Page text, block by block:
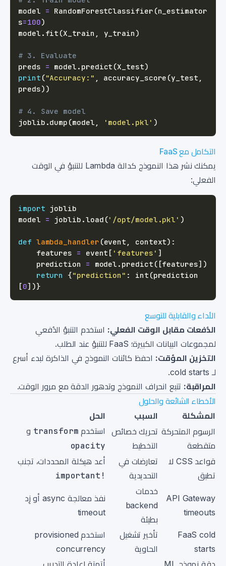
model = RandomForestClassifier (n_estimator
s=100)
model . fit (X_train , y_train )
# 3. Evaluate
preds = model . predict (X_test)
print ("Accuracy:" , accuracy_score (y_test ,
preds) )
# 4. Save model
joblib .dump (model , 'model.pkl' )
التكامل مع FaaS
يمكنك نشر هذا النموذج كدالة Lambda للتنبؤ في الوقت
الفعلي:
import
model = joblib .load ('/opt/model.pkl' )
def lambda_handler (event , context) :
    features
= event [ 'features' ]
    prediction
= model . predict ( [features] )
return
{"prediction" : int (prediction
[0] )}
الأداء والقابلية للتوسع
الدُفعات مقابل الوقت الفعلي: استخدم التنبؤ الدُفعي
لمجموعات البيانات الكبيرة؛ FaaS للتنبؤ عند الطلب.
التخزين المؤقت: احفظ كائنات النموذج في الذاكرة لبدء أسرع
لـ cold starts.
المراقبة: تتبع انحراف النموذج وتدهور الدقة مع مرور الوقت.
الأخطاء الشائعة والحلول
المشكلة
السبب
الحل
الرسوم المتحركة
متقطعة
تحريك خصائص
التخطيط
استخدم transform و
opacity
قواعد CSS لا
تطبق
تعارضات في
التحديدية
أعد هيكلة المحددات، تجنب
!important
API Gateway
timeouts
خدمات
backend
بطيئة
نفذ معالجة async أو زِد
timeout
FaaS cold
starts
تأخير تشغيل
الحاوية
استخدم provisioned
concurrency